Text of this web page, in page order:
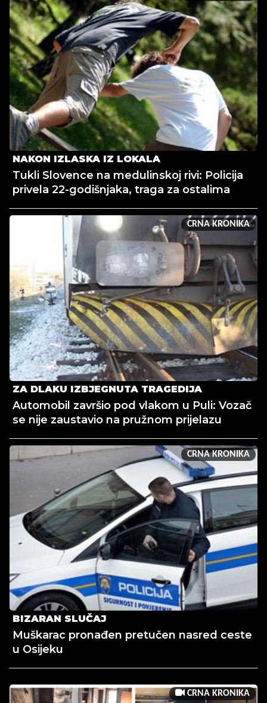
NAKON IZLASKA IZ LOKALA
Tukli Slovence na medulinskoj rivi: Policija
privela 22-godišnjaka, traga za ostalima
CRNA KRONIKA
ZA DLAKU IZBJEGNUTA TRAGEDIJA
Automobil završio pod vlakom u Puli: Vozač
se nije zaustavio na pružnom prijelazu
CRNA KRONIKA
BIZARAN SLUČAJ
Muškarac pronađen pretučen nasred ceste
u Osijeku
CRNA KRONIKA